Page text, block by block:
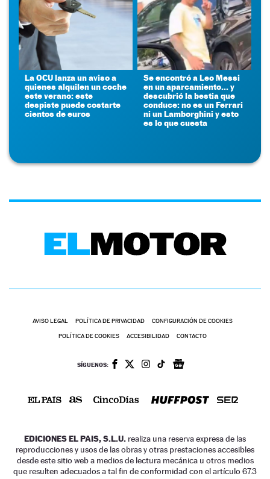
La OCU lanza un aviso a
quienes alquilen un coche
este verano: este
despiste puede costarte
cientos de euros
Se encontró a Leo Messi
en un aparcamiento... y
descubrió la bestia que
conduce: no es un Ferrari
ni un Lamborghini y esto
es lo que cuesta
AVISO LEGAL POLÍTICA DE PRIVACIDAD CONFIGURACIÓN DE COOKIES
POLÍTICA DE COOKIES ACCESIBILIDAD CONTACTO
SÍGUENOS:
EDICIONES EL PAIS, S.L.U. realiza una reserva expresa de las
reproducciones y usos de las obras y otras prestaciones accesibles
desde este sitio web a medios de lectura mecánica u otros medios
que resulten adecuados a tal fin de conformidad con el artículo 67.3